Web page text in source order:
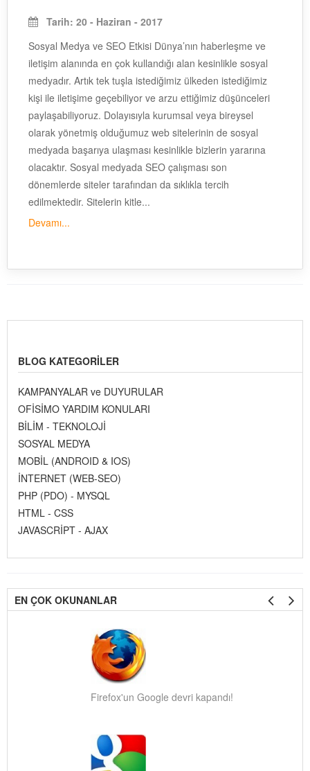
Tarih: 20 - Haziran - 2017
Sosyal Medya ve SEO Etkisi Dünya’nın haberleşme ve
iletişim alanında en çok kullandığı alan kesinlikle sosyal
medyadır. Artık tek tuşla istediğimiz ülkeden istediğimiz
kişi ile iletişime geçebiliyor ve arzu ettiğimiz düşünceleri
paylaşabiliyoruz. Dolayısıyla kurumsal veya bireysel
olarak yönetmiş olduğumuz web sitelerinin de sosyal
medyada başarıya ulaşması kesinlikle bizlerin yararına
olacaktır. Sosyal medyada SEO çalışması son
dönemlerde siteler tarafından da sıklıkla tercih
edilmektedir. Sitelerin kitle...
Devamı...
BLOG KATEGORILER
KAMPANYALAR ve DUYURULAR
OFİSİMO YARDIM KONULARI
BİLİM - TEKNOLOJİ
SOSYAL MEDYA
MOBİL (ANDROID & IOS)
İNTERNET (WEB-SEO)
PHP (PDO) - MYSQL
HTML - CSS
JAVASCRİPT - AJAX
EN ÇOK OKUNANLAR
Firefox'un Google devri kapandı!